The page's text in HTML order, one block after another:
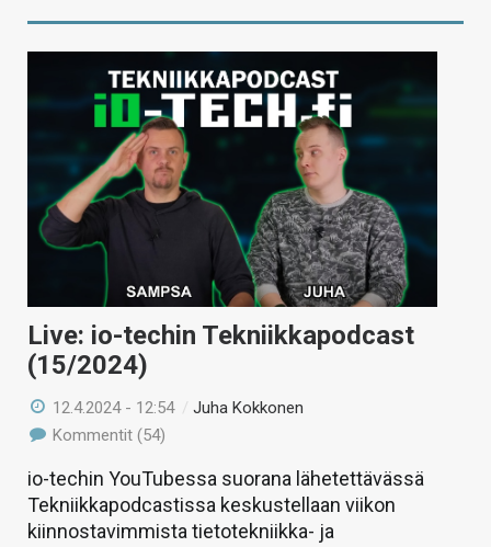
Live: io-techin Tekniikkapodcast
(15/2024)
12.4.2024 - 12:54 /Juha Kokkonen
Kommentit (54)
io-techin YouTubessa suorana lähetettävässä
Tekniikkapodcastissa keskustellaan viikon
kiinnostavimmista tietotekniikka- ja